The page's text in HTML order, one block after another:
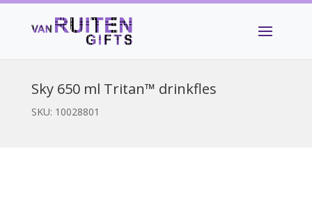
Sky 650 ml Tritan™ drinkfles
SKU: 10028801